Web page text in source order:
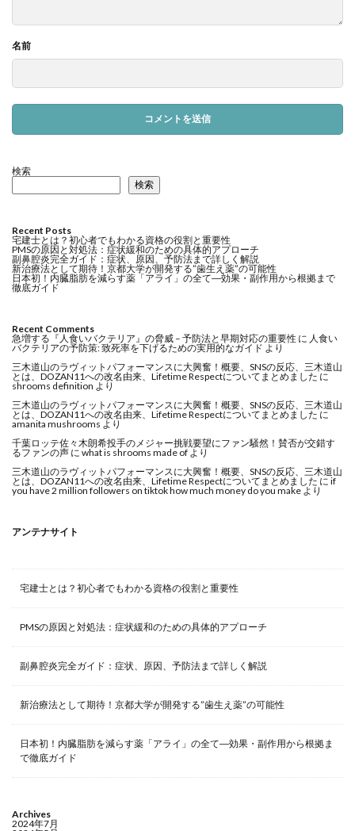
名前
検索
検索
Recent Posts
宅建士とは？初心者でもわかる資格の役割と重要性
PMSの原因と対処法：症状緩和のための具体的アプローチ
副鼻腔炎完全ガイド：症状、原因、予防法まで詳しく解説
新治療法として期待！京都大学が開発する”歯生え薬”の可能性
日本初！内臓脂肪を減らす薬「アライ」の全て―効果・副作用から根拠まで
徹底ガイド
Recent Comments
急増する『人食いバクテリア』の脅威 – 予防法と早期対応の重要性 に 人食い
バクテリアの予防策: 致死率を下げるための実用的なガイド より
三木道山のラヴィットパフォーマンスに大興奮！概要、SNSの反応、三木道山
とは、DOZAN11への改名由来、Lifetime Respectについてまとめました に
shrooms definition より
三木道山のラヴィットパフォーマンスに大興奮！概要、SNSの反応、三木道山
とは、DOZAN11への改名由来、Lifetime Respectについてまとめました に
amanita mushrooms より
千葉ロッテ佐々木朗希投手のメジャー挑戦要望にファン騒然！賛否が交錯す
るファンの声 に what is shrooms made of より
三木道山のラヴィットパフォーマンスに大興奮！概要、SNSの反応、三木道山
とは、DOZAN11への改名由来、Lifetime Respectについてまとめました に if
you have 2 million followers on tiktok how much money do you make より
アンテナサイト
宅建士とは？初心者でもわかる資格の役割と重要性
PMSの原因と対処法：症状緩和のための具体的アプローチ
副鼻腔炎完全ガイド：症状、原因、予防法まで詳しく解説
新治療法として期待！京都大学が開発する”歯生え薬”の可能性
日本初！内臓脂肪を減らす薬「アライ」の全て―効果・副作用から根拠ま
で徹底ガイド
Archives
2024年7月